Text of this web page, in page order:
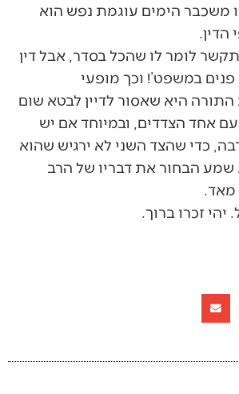
משכבר הימים עוגמת נפש הוא
הדין.
לומר לו שהכל בסדר, אבל דין
פנים במשפט’! וכך מופעי
התורה היא שאסור לדיין לבטא שום
אחד הצדדים, ובמיוחד אם יש
כדי שהצד השני לא ירגיש שהוא
הבחור את דבריו של הרב
מאד.
זכרו ברוך.